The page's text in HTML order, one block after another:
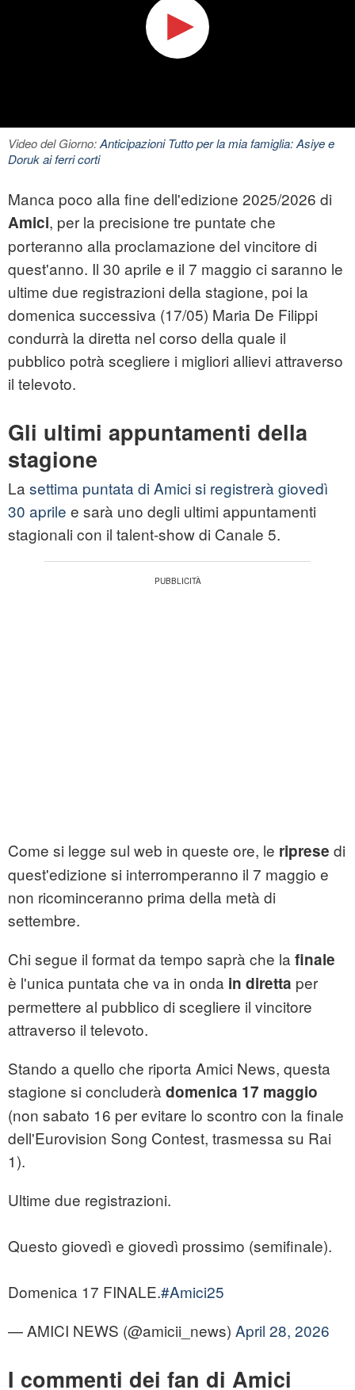
Video del Giorno:Anticipazioni Tutto per la mia famiglia: Asiye e
Doruk ai ferri corti
Manca poco alla fine dell'edizione 2025/2026 di
Amici, per la precisione tre puntate che
porteranno alla proclamazione del vincitore di
quest'anno. Il 30 aprile e il 7 maggio ci saranno le
ultime due registrazioni della stagione, poi la
domenica successiva (17/05) Maria De Filippi
condurrà la diretta nel corso della quale il
pubblico potrà scegliere i migliori allievi attraverso
il televoto.
Gli ultimi appuntamenti della
stagione
La settima puntata di Amici si registrerà giovedì
30 aprile e sarà uno degli ultimi appuntamenti
stagionali con il talent-show di Canale 5.
Come si legge sul web in queste ore, le riprese di
quest'edizione si interromperanno il 7 maggio e
non ricominceranno prima della metà di
settembre.
Chi segue il format da tempo saprà che la finale
è l'unica puntata che va in onda in diretta per
permettere al pubblico di scegliere il vincitore
attraverso il televoto.
Stando a quello che riporta Amici News, questa
stagione si concluderà domenica 17 maggio
(non sabato 16 per evitare lo scontro con la finale
dell'Eurovision Song Contest, trasmessa su Rai
1).
Ultime due registrazioni.
Questo giovedì e giovedì prossimo (semifinale).
Domenica 17 FINALE.#Amici25
— AMICI NEWS (@amicii_news) April 28, 2026
I commenti dei fan di Amici